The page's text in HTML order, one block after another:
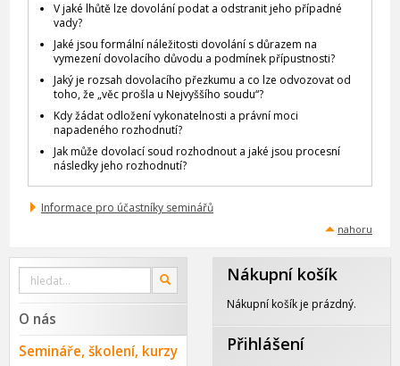
V jaké lhůtě lze dovolání podat a odstranit jeho případné
vady?
Jaké jsou formální náležitosti dovolání s důrazem na
vymezení dovolacího důvodu a podmínek přípustnosti?
Jaký je rozsah dovolacího přezkumu a co lze odvozovat od
toho, že „věc prošla u Nejvyššího soudu“?
Kdy žádat odložení vykonatelnosti a právní moci
napadeného rozhodnutí?
Jak může dovolací soud rozhodnout a jaké jsou procesní
následky jeho rozhodnutí?
Informace pro účastníky seminářů
nahoru
Vyhledat
webu
OK
O nás
Semináře, školení, kurzy
Nákupní košík
Nákupní košík je prázdný.
Přihlášení